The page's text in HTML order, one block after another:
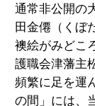
通常非公開の
田金僊（くぼ
襖絵がみどこ
護職会津藩主
頻繁に足を運
の間」には、